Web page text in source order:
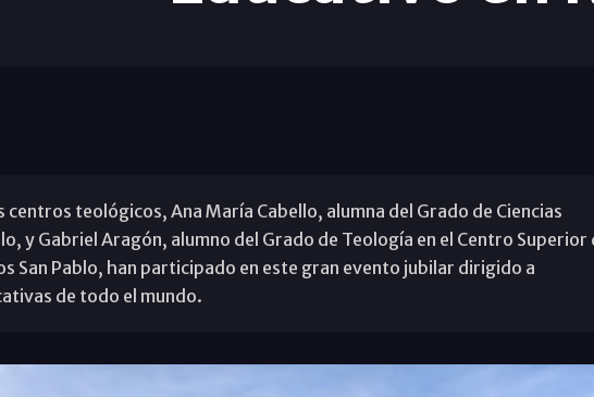
centros teológicos, Ana María Cabello, alumna del Grado de Ciencias
y Gabriel Aragón, alumno del Grado de Teología en el Centro Superior
San Pablo, han participado en este gran evento jubilar dirigido a
de todo el mundo.